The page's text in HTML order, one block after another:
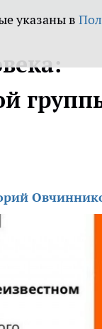
указаны в